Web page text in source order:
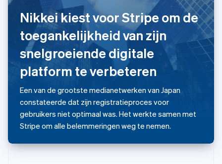
Nikkei kiest voor Stripe om de
toegankelijkheid van zijn
snelgroeiende digitale
platform te verbeteren
Een van de grootste medianetwerken van Japan
constateerde dat zijn registratieproces voor
gebruikers niet optimaal was. Het werkte samen met
Stripe om alle belemmeringen weg te nemen.
Slovenië
EnglishItaliano
Slowakije
English
Spanje
Español English
Thailand
Tsjechië
English
Vasteland van China
简体中文English
Verenigd Koninkrijk
Verenigde Arabische Emiraten